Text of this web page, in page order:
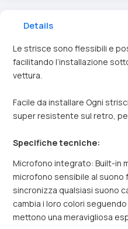
Details
Le strisce sono flessibili e
facilitando l’installazione
vettura.
Facile da installare Ogni
super resistente sul retro,
Specifiche tecniche:
Microfono integrato: Built-in
microfono sensibile al suono
sincronizza qualsiasi suono
cambia i loro colori
mettono una meravigliosa